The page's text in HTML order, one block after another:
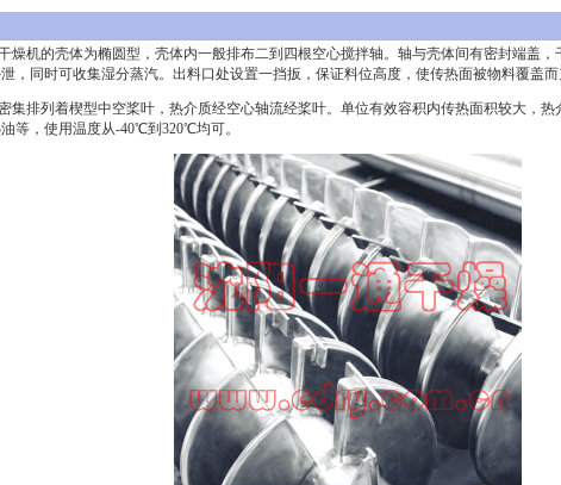
机的壳体为椭圆型，壳体内一般排布二到四根空心搅拌轴。轴与壳体间有密封端盖，
，同时可收集湿分蒸汽。出料口处设置一挡扳，保证料位高度，使传热面被物料覆盖而
排列着楔型中空桨叶，热介质经空心轴流经桨叶。单位有效容积内传热面积较大，热
等，使用温度从-40℃到320℃均可。